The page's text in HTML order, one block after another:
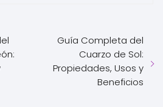
Guía Completa del
Cuarzo de Sol:
Propiedades, Usos y
Beneficios